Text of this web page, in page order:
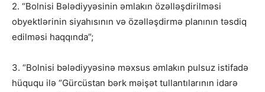
2. “Bolnisi Bələdiyyəsinin əmlakın özəlləşdirilməsi
obyektlərinin siyahısının və özəlləşdirmə planının təsdiq
edilməsi haqqında”;
3. “Bolnisi bələdiyyəsinə məxsus əmlakın pulsuz istifadə
hüququ ilə “Gürcüstan bərk məişət tullantılarının idarə